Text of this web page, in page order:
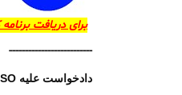
برای دریافت
--------------------------
دادخواست علیه NSO